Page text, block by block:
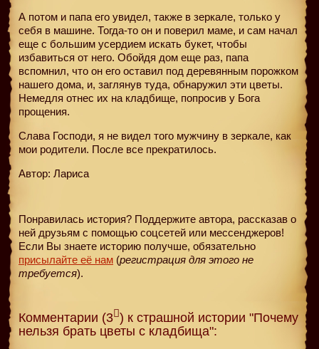
А потом и папа его увидел, также в зеркале, только у
себя в машине. Тогда-то он и поверил маме, и сам начал
еще с большим усердием искать букет, чтобы
избавиться от него. Обойдя дом еще раз, папа
вспомнил, что он его оставил под деревянным порожком
нашего дома, и, заглянув туда, обнаружил эти цветы.
Немедля отнес их на кладбище, попросив у Бога
прощения.
Слава Господи, я не видел того мужчину в зеркале, как
мои родители. После все прекратилось.
Автор: Лариса
Понравилась история? Поддержите автора, рассказав о
ней друзьям с помощью соцсетей или мессенджеров!
Если Вы знаете историю получше, обязательно
присылайте её нам (регистрация для этого не
требуется).
Комментарии (3 ) к страшной истории "Почему
нельзя брать цветы с кладбища":